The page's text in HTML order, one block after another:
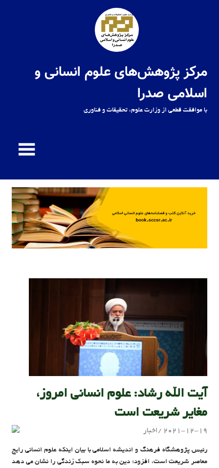
مرکز پژوهش‌های علوم انسانی و
اسلامی صدرا
با موافقت قطعی از وزارت علوم، تحقیقات و فناوری
آیت الله رشاد: علوم انسانی امروز،
مغایر شریعت است
2021-12-19
admin
اخبار
رئیس پژوهشگاه فرهنگ و اندیشه اسلامی با بیان اینکه علوم انسانی رایج
معاصر شریعت است، افزود: دین به ما نحوه سبک زندگی را نشان می دهد